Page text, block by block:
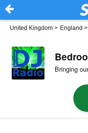
United Kingdom > England >
Bringing